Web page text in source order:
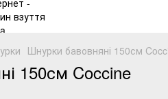
Шнурки бавовняні 150см
150см Coccine